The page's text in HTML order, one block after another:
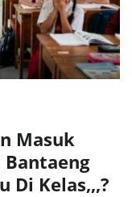
Masuk
Di Kelas,,,?